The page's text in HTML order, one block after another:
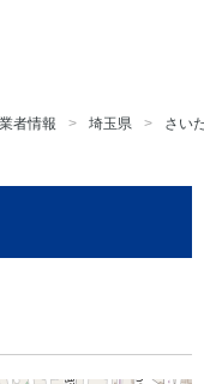
者情報 埼玉県 さい